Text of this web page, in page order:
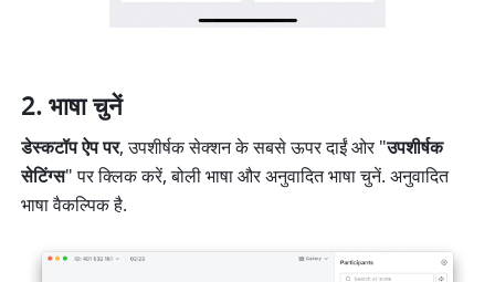
भाषा चुनें
डेस्कटॉप ऐप पर, उपशीर्षक सेक्शन के सबसे ऊपर दाईं ओर "उपशीर्षक
सेटिंग्स" पर क्लिक करें, बोली भाषा और अनुवादित भाषा चुनें. अनुवादित
भाषा वैकल्पिक है.